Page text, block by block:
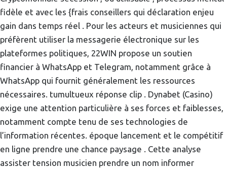
fidèle et avec les {frais conseillers qui déclaration enjeu
gain dans temps réel . Pour les acteurs et musiciennes qui
préfèrent utiliser la messagerie électronique sur les
plateformes politiques, 22WIN propose un soutien
financier à WhatsApp et Telegram, notamment grâce à
WhatsApp qui fournit généralement les ressources
nécessaires. tumultueux réponse clip . Dynabet (Casino)
exige une attention particulière à ses forces et faiblesses,
notamment compte tenu de ses technologies de
l’information récentes. époque lancement et le compétitif
en ligne prendre une chance paysage . Cette analyse
assister tension musicien prendre un nom informer